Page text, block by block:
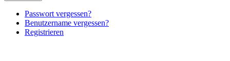
Passwort vergessen?
Benutzername vergessen?
Registrieren